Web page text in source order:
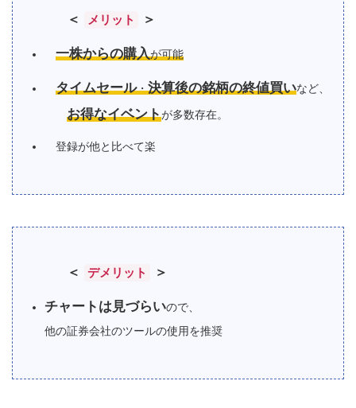
＜ メリット ＞
一株からの購入が可能
タイムセール・決算後の銘柄の終値買いなど、
お得なイベントが多数存在。
登録が他と比べて楽
＜ デメリット ＞
チャートは見づらいので、
他の証券会社のツールの使用を推奨